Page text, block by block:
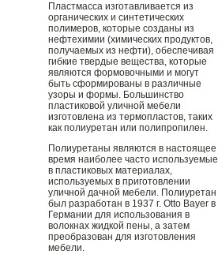
Пластмасса изготавливается из
органических и синтетических
полимеров, которые созданы из
нефтехимии (химических продуктов,
получаемых из нефти), обеспечивая
гибкие твердые вещества, которые
являются формовочными и могут
быть сформированы в различные
узоры и формы. Большинство
пластиковой уличной мебели
изготовлена ​​из термопластов, таких
как полиуретан или полипропилен.
Полиуретаны являются в настоящее
время наиболее часто используемые
в пластиковых материалах,
используемых в приготовлении
уличной дачной мебели. Полиуретан
был разработан в 1937 г. Otto Bayer в
Германии для использования в
волокнах жидкой пены, а затем
преобразован для изготовления
мебели.